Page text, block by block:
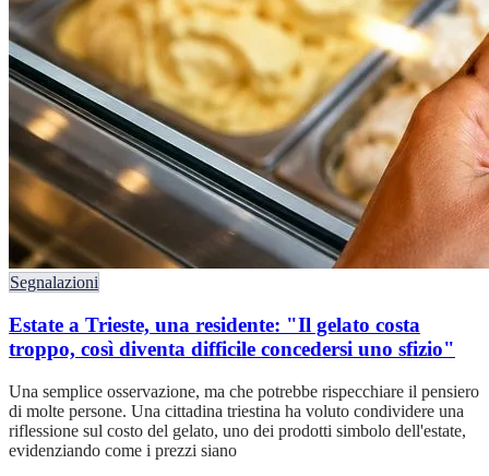
Segnalazioni
Estate a Trieste, una residente: "Il gelato costa
troppo, così diventa difficile concedersi uno sfizio"
Una semplice osservazione, ma che potrebbe rispecchiare il pensiero
di molte persone. Una cittadina triestina ha voluto condividere una
riflessione sul costo del gelato, uno dei prodotti simbolo dell'estate,
evidenziando come i prezzi siano